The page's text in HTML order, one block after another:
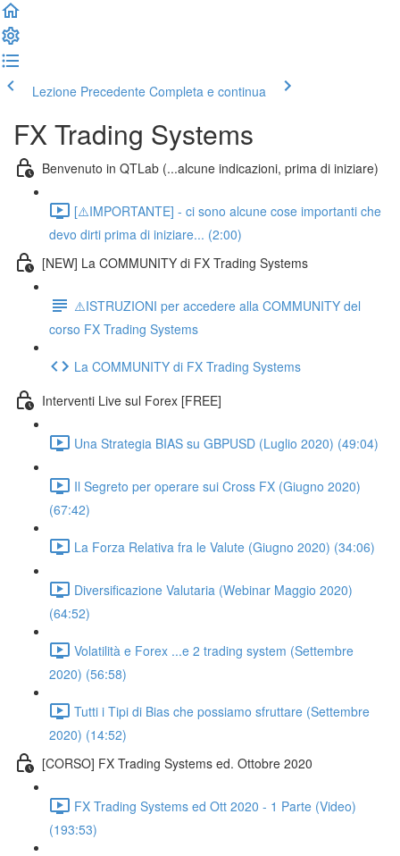
Lezione Precedente Completa e continua
FX Trading Systems
Benvenuto in QTLab (...alcune indicazioni, prima di iniziare)
[⚠️IMPORTANTE] - ci sono alcune cose importanti che
devo dirti prima di iniziare... (2:00)
[NEW] La COMMUNITY di FX Trading Systems
⚠️ISTRUZIONI per accedere alla COMMUNITY del
corso FX Trading Systems
La COMMUNITY di FX Trading Systems
Interventi Live sul Forex [FREE]
Una Strategia BIAS su GBPUSD (Luglio 2020) (49:04)
Il Segreto per operare sui Cross FX (Giugno 2020)
(67:42)
La Forza Relativa fra le Valute (Giugno 2020) (34:06)
Diversificazione Valutaria (Webinar Maggio 2020)
(64:52)
Volatilità e Forex ...e 2 trading system (Settembre
2020) (56:58)
Tutti i Tipi di Bias che possiamo sfruttare (Settembre
2020) (14:52)
[CORSO] FX Trading Systems ed. Ottobre 2020
FX Trading Systems ed Ott 2020 - 1 Parte (Video)
(193:53)